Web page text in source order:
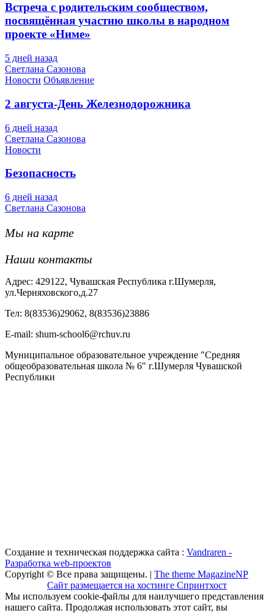
Встреча с родительским сообществом,
посвящённая участию школы в народном
проекте «Ниме»
5 дней назад
Светлана Сазонова
Новости Объявление
2 августа-День Железнодорожника
6 дней назад
Светлана Сазонова
Новости
Безопасность
6 дней назад
Светлана Сазонова
Мы на карте
Наши контакты
Адрес: 429122, Чувашская Республика г.Шумерля,
ул.Черняховского,д.27
Тел: 8(83536)29062, 8(83536)23886
Е-mail: shum-school6@rchuv.ru
Муниципальное образовательное учреждение "Средняя
общеобразовательная школа № 6" г.Шумерля Чувашской
Республики
Создание и техническая поддержка сайта : Vandraren -
Разработка web-проектов
Copyright © Все права защищены. | The theme MagazineNP
Сайт размещается на хостинге Спринтхост
Мы используем cookie-файлы для наилучшего представления
нашего сайта. Продолжая использовать этот сайт, вы